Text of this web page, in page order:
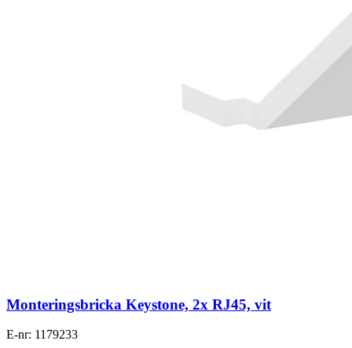
Monteringsbricka Keystone, 2x RJ45, vit
E-nr: 1179233